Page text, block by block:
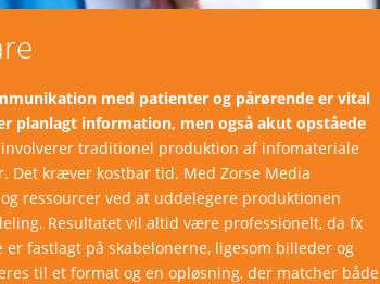
med patienter og pårørende er vital
planlagt information, men også akut opståede
traditionel produktion af infomateriale
Det kræver kostbar tid. Med Zorse Media
ressourcer ved at uddelegere produktionen
Resultatet vil altid være professionelt, da fx
er fastlagt på skabelonerne, ligesom billeder og
til et format og en opløsning, der matcher både